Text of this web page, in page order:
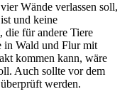
Wände verlassen soll,
und keine
die für andere Tiere
in Wald und Flur mit
kommen kann, wäre
Auch sollte vor dem
werden.